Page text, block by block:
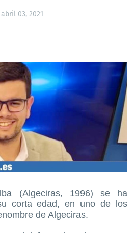
abril 03, 2021
(Algeciras, 1996) se ha
corta edad, en uno de los
de Algeciras.